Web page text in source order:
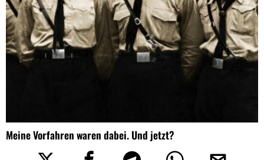
Meine Vorfahren waren dabei. Und jetzt?